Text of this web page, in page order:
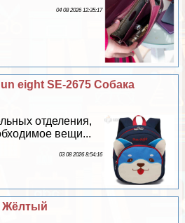
04 08 2026 12:35:17
eight SE-2675 Собака
отделения,
вещи...
03 08 2026 8:54:16
Жёлтый